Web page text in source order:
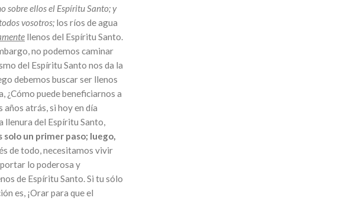
sobre ellos el Espíritu Santo; y
vosotros; los ríos de agua
llenos del Espíritu Santo.
no podemos caminar
del Espíritu Santo nos da la
debemos buscar ser llenos
¿Cómo puede beneficiarnos a
atrás, si hoy en día
llenura del Espíritu Santo,
un primer paso; luego,
de todo, necesitamos vivir
lo poderosa y
de Espíritu Santo. Si tu sólo
es, ¡Orar para que el